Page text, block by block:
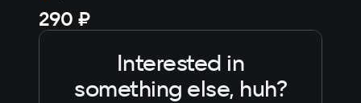
290 ₽
Interested in
something else, huh?